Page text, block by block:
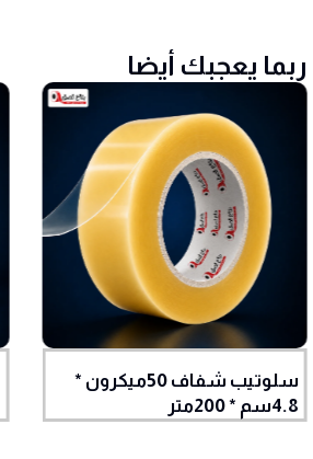
ربما يعجبك أيضا
سلوتيب شفاف 50ميكرون *
4.8سم * 200متر